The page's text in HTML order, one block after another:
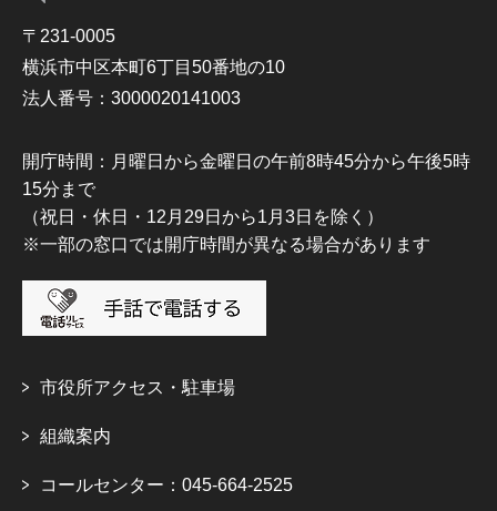
〒231-0005
横浜市中区本町6丁目50番地の10
法人番号：3000020141003
開庁時間：月曜日から金曜日の午前8時45分から午後5時
15分まで
（祝日・休日・12月29日から1月3日を除く）
※一部の窓口では開庁時間が異なる場合があります
市役所アクセス・駐車場
組織案内
コールセンター：045-664-2525